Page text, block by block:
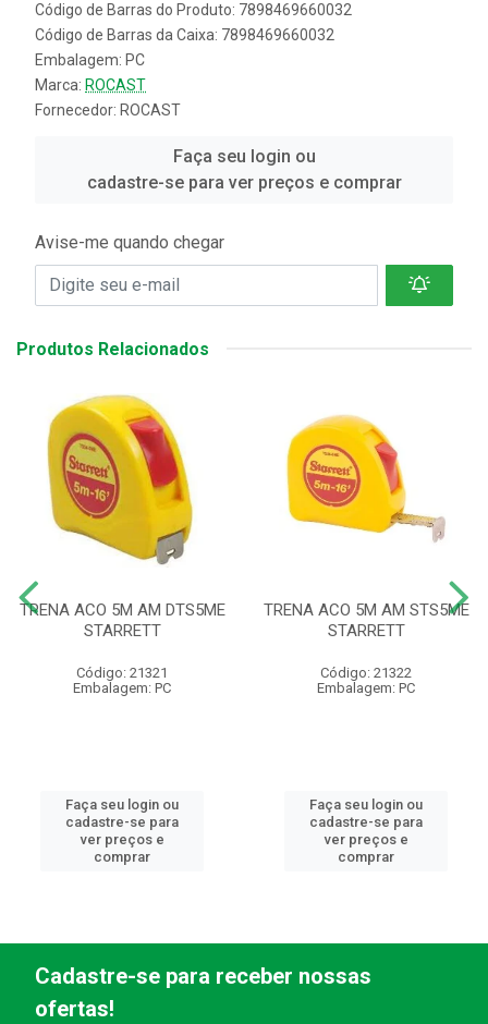
Código de Barras do Produto: 7898469660032
Código de Barras da Caixa: 7898469660032
Embalagem: PC
Marca: ROCAST
Fornecedor: ROCAST
Faça seu login ou
cadastre-se para ver preços e comprar
Avise-me quando chegar
Produtos Relacionados
TRENA ACO 5M AM DTS5ME
STARRETT
Código: 21321
Embalagem: PC
Faça seu login ou
cadastre-se para
ver preços e
comprar
TRENA ACO 5M AM STS5ME
STARRETT
Código: 21322
Embalagem: PC
Faça seu login ou
cadastre-se para
ver preços e
comprar
Cadastre-se para receber nossas
ofertas!